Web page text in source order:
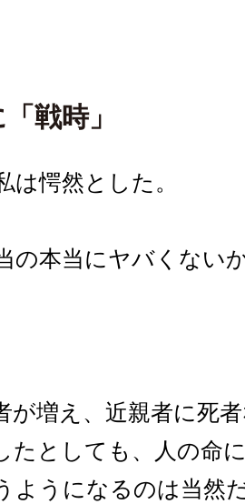
戦時」
は愕然とした。
の本当にヤバくない
が増え、近親者に死
たとしても、人の命
ようになるのは当然